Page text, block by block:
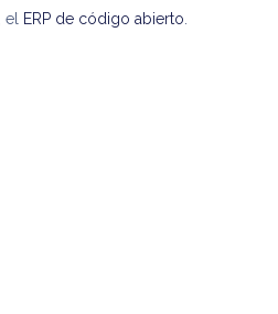
ERP de código abierto